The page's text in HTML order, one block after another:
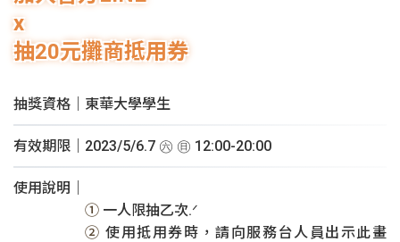
活動部
國際部
x
抽20元攤商抵用券
抽獎資格｜東華大學學生
有效期限｜2023/5/6.7 ㊅ ㊐ 12:00-20:00
使用說明｜
① 一人限抽乙次.ᐟ
② 使用抵用券時，請向服務台人員出示此畫